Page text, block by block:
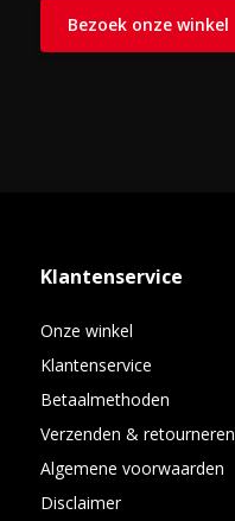
Bezoek onze winkel
Klantenservice
Onze winkel
Klantenservice
Betaalmethoden
Verzenden & retourneren
Algemene voorwaarden
Disclaimer